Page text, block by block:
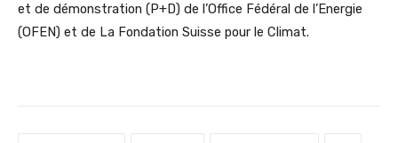
et de démonstration (P+D) de l’Office Fédéral de l’Energie
(OFEN) et de La Fondation Suisse pour le Climat.